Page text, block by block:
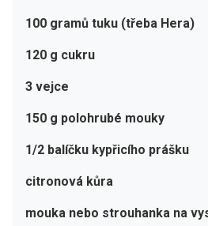
100 gramů tuku (třeba Hera)
120 g cukru
3 vejce
150 g polohrubé mouky
1/2 balíčku kypřicího prášku
citronová kůra
mouka nebo strouhanka na